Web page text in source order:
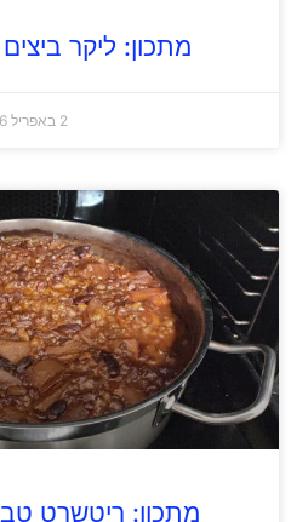
מתכון: ליקר ביצים Eier Cognac
2 באפריל 2026